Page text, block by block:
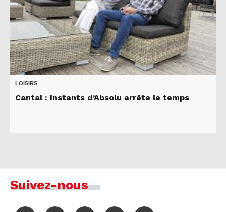
LOISIRS
Cantal : Instants d’Absolu arrête le temps
Suivez-nous